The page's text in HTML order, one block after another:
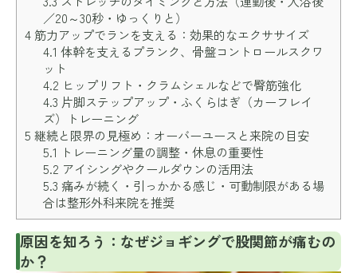
／20～30秒・ゆっくりと）
4 筋力アップでランを支える：効果的なエクササイズ
4.1 体幹を支えるプランク、骨盤コントロールスクワ
ット
4.2 ヒップリフト・クラムシェルなどで臀筋強化
4.3 片脚ステップアップ・ふくらはぎ（カーフレイ
ズ）トレーニング
5 継続と限界の見極め：オーバーユースと来院の目安
5.1 トレーニング量の調整・休息の重要性
5.2 アイシングやクールダウンの活用法
5.3 痛みが続く・引っかかる感じ・可動制限がある場
合は整形外科来院を推奨
原因を知ろう：なぜジョギングで股関節が痛むの
か？